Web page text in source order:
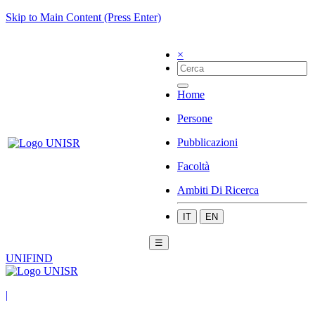
Skip to Main Content (Press Enter)
×
Home
Persone
Pubblicazioni
Facoltà
Ambiti Di Ricerca
IT EN
☰
UNIFIND
|